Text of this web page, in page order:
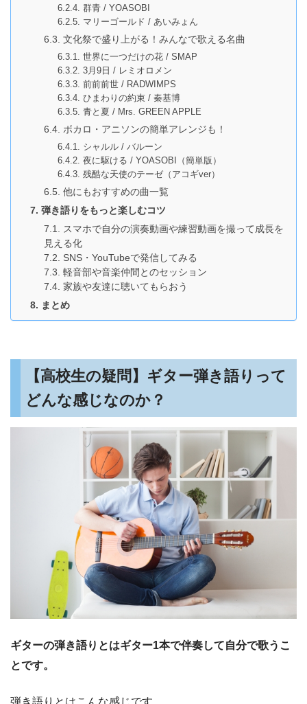
群青 / YOASOBI
マリーゴールド / あいみょん
文化祭で盛り上がる！みんなで歌える名曲
世界に一つだけの花 / SMAP
3月9日 / レミオロメン
前前前世 / RADWIMPS
ひまわりの約束 / 秦基博
青と夏 / Mrs. GREEN APPLE
ボカロ・アニソンの簡単アレンジも！
シャルル / バルーン
夜に駆ける / YOASOBI（簡単版）
残酷な天使のテーゼ（アコギver）
他にもおすすめの曲一覧
弾き語りをもっと楽しむコツ
スマホで自分の演奏動画や練習動画を撮って成長を
見える化
SNS・YouTubeで発信してみる
軽音部や音楽仲間とのセッション
家族や友達に聴いてもらおう
まとめ
【高校生の疑問】ギター弾き語りって
どんな感じなのか？
ギターの弾き語りとはギター1本で伴奏して自分で歌うこ
とです。